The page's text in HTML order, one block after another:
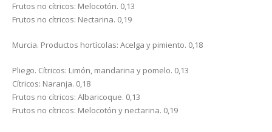
Frutos no cítricos: Melocotón. 0,13
Frutos no cítricos: Nectarina. 0,19
Murcia. Productos hortícolas: Acelga y pimiento. 0,18
Pliego. Cítricos: Limón, mandarina y pomelo. 0,13
Cítricos: Naranja. 0,18
Frutos no cítricos: Albaricoque. 0,13
Frutos no cítricos: Melocotón y nectarina. 0,19